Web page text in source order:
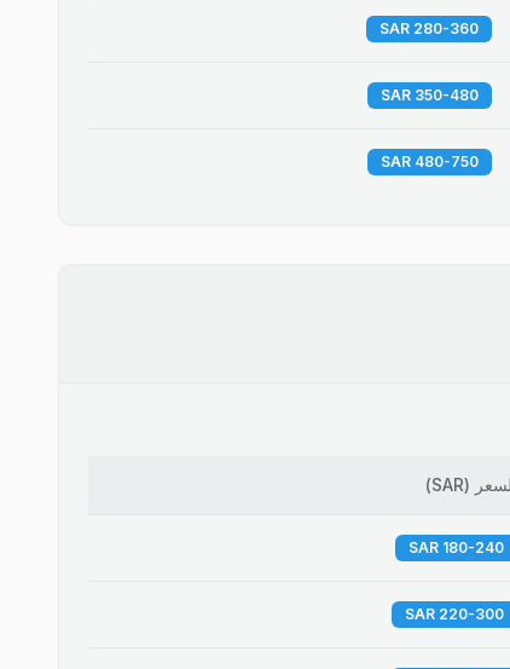
280-360 SAR
350-480 SAR
480-750 SAR
(
SAR
)
180-240 SAR
220-300 SAR